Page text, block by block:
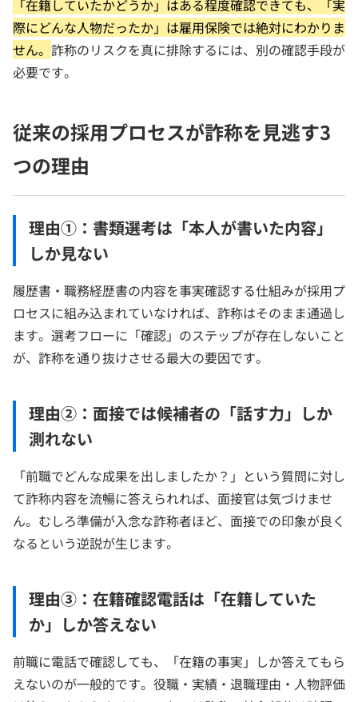
「在籍していたかどうか」はある程度確認できても、「実
際にどんな人物だったか」は雇用保険では絶対にわかりま
せん。 詐称のリスクを真に排除するには、別の確認手段が
必要です。
従来の採用プロセスが詐称を見逃す3
つの理由
理由①：書類選考は「本人が書いた内容」
しか見ない
履歴書・職務経歴書の内容を事実確認する仕組みが採用プ
ロセスに組み込まれていなければ、詐称はそのまま通過し
ます。選考フローに「確認」のステップが存在しないこと
が、詐称を通り抜けさせる最大の要因です。
理由②：面接では候補者の「話す力」しか
測れない
「前職でどんな成果を出しましたか？」という質問に対し
て詐称内容を流暢に答えられれば、面接官は気づけませ
ん。むしろ準備が入念な詐称者ほど、面接での印象が良く
なるという逆説が生じます。
理由③：在籍確認電話は「在籍していた
か」しか答えない
前職に電話で確認しても、「在籍の事実」しか答えてもら
えないのが一般的です。役職・実績・退職理由・人物評価